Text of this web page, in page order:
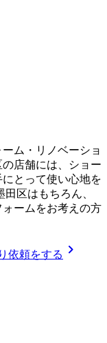
ム・リノベーショ
店舗には、ショー
とって使い心地を
区はもちろん、
ームをお考えの方
依頼をする chevron_right